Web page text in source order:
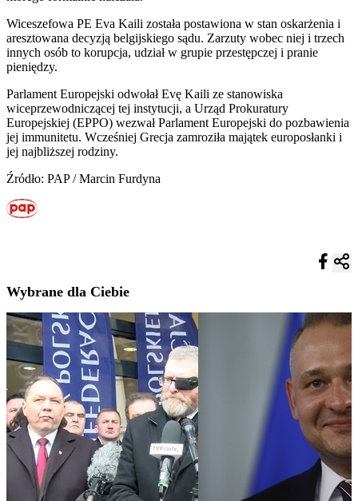
Wiceszefowa PE Eva Kaili została postawiona w stan oskarżenia i
aresztowana decyzją belgijskiego sądu. Zarzuty wobec niej i trzech
innych osób to korupcja, udział w grupie przestępczej i pranie
pieniędzy.
Parlament Europejski odwołał Evę Kaili ze stanowiska
wiceprzewodniczącej tej instytucji, a Urząd Prokuratury
Europejskiej (EPPO) wezwał Parlament Europejski do pozbawienia
jej immunitetu. Wcześniej Grecja zamroziła majątek europosłanki i
jej najbliższej rodziny.
Źródło: PAP / Marcin Furdyna
Wybrane dla Ciebie